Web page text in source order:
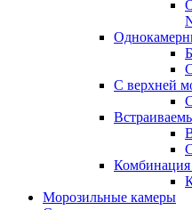
С верхней
Морозильные камеры